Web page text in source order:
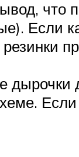
что
Если
дырочки